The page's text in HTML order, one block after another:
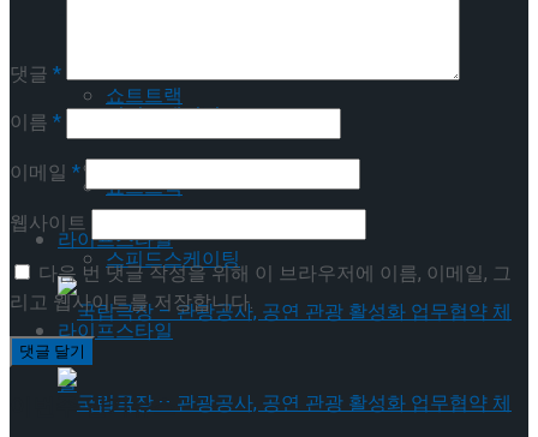
쇼트트랙
스피드스케이팅
라이프스타일
피겨스케이팅
쇼트트랙
스피드스케이팅
라이프스타일
댓글 *
이름 *
이메일 *
웹사이트
다음 번 댓글 작성을 위해 이 브라우저에 이름, 이메일, 그
리고 웹사이트를 저장합니다.
이번주 인기뉴스